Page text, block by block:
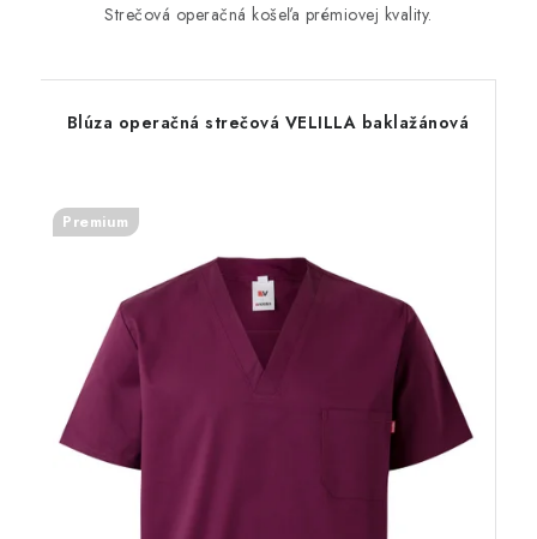
Strečová operačná košeľa prémiovej kvality.
Blúza operačná strečová VELILLA baklažánová
Premium